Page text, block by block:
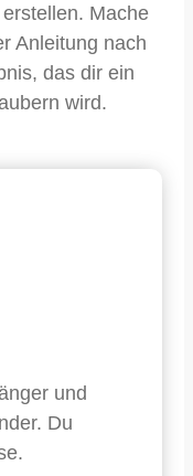
Mache
Anleitung nach
das dir ein
wird.
und
Du